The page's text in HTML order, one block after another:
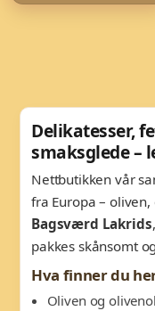
Delikatesser,
smaksglede –
Nettbutikken vår
fra Europa –
Bagsværd Lakrids
pakkes skånsomt
Hva finner du
Oliven og